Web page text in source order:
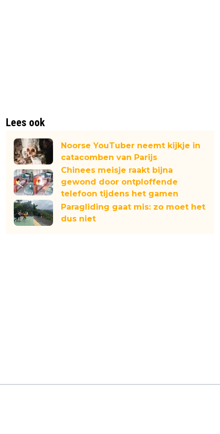
Lees ook
Noorse YouTuber neemt kijkje in
catacomben van Parijs
Chinees meisje raakt bijna
gewond door ontploffende
telefoon tijdens het gamen
Paragliding gaat mis: zo moet het
dus niet